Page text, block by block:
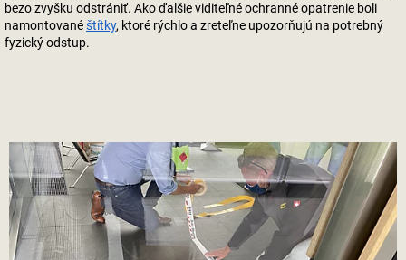
bezo zvyšku odstrániť. Ako ďalšie viditeľné ochranné opatrenie boli
namontovanéštítky, ktoré rýchlo a zreteľne upozorňujú na potrebný
fyzický odstup.